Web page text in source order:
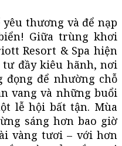
thương và để nạp
Giữa trùng khơi
Resort & Spa hiện
đầy kiêu hãnh, nơi
để nhường chỗ
vang và những buổi
lễ hội bất tận. Mùa
sáng hơn bao giờ
vàng tươi – với hơn